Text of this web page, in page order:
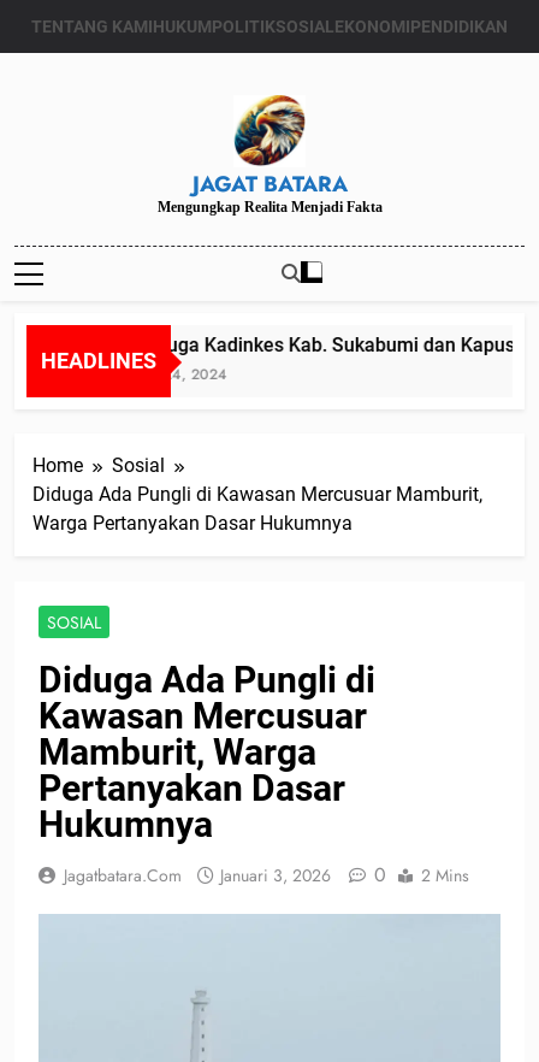
TENTANG KAMIHUKUMPOLITIKSOSIALEKONOMIPENDIDIKAN
JAGAT BATARA
Mengungkap Realita Menjadi Fakta
HEADLINES
Diduga Kadinkes Kab. Sukabumi dan
Juli 24, 2024
Home
Sosial
Diduga Ada Pungli di Kawasan Mercusuar Mamburit,
Warga Pertanyakan Dasar Hukumnya
SOSIAL
Diduga Ada Pungli di
Kawasan Mercusuar
Mamburit, Warga
Pertanyakan Dasar
Hukumnya
Jagatbatara.com Januari 3, 2026 0 2 Mins